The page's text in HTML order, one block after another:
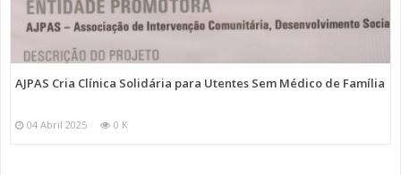
AJPAS Cria Clínica Solidária para Utentes Sem Médico de Família
04 Abril 2025 0 K